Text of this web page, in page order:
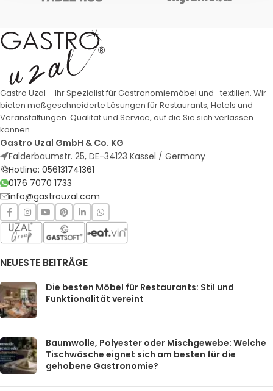
Gastro Uzal – Ihr Spezialist für Gastronomiemöbel und -textilien. Wir
bieten maßgeschneiderte Lösungen für Restaurants, Hotels und
Veranstaltungen. Qualität und Service, auf die Sie sich verlassen
können.
Gastro Uzal GmbH & Co. KG
Falderbaumstr. 25, DE-34123 Kassel / Germany
Hotline: 056131741361
0176 7070 1733
info@gastrouzal.com
NEUESTE BEITRÄGE
Die besten Möbel für Restaurants: Stil und
Funktionalität vereint
Baumwolle, Polyester oder Mischgewebe: Welche
Tischwäsche eignet sich am besten für die
gehobene Gastronomie?